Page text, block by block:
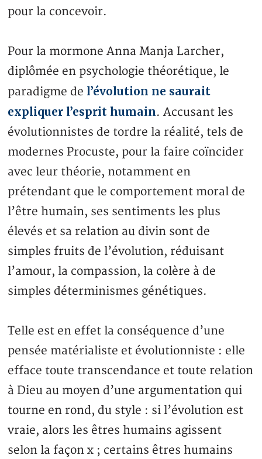
pour la concevoir.
Pour la mormone Anna Manja Larcher,
diplômée en psychologie théorétique, le
paradigme de l’évolution ne saurait
expliquer l’esprit humain. Accusant les
évolutionnistes de tordre la réalité, tels de
modernes Procuste, pour la faire coïncider
avec leur théorie, notamment en
prétendant que le comportement moral de
l’être humain, ses sentiments les plus
élevés et sa relation au divin sont de
simples fruits de l’évolution, réduisant
l’amour, la compassion, la colère à de
simples déterminismes génétiques.
Telle est en effet la conséquence d’une
pensée matérialiste et évolutionniste : elle
efface toute transcendance et toute relation
à Dieu au moyen d’une argumentation qui
tourne en rond, du style : si l’évolution est
vraie, alors les êtres humains agissent
selon la façon x ; certains êtres humains